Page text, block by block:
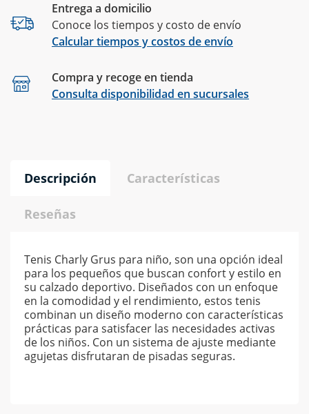
Entrega a domicilio
Conoce los tiempos y costo de envío
Calcular tiempos y costos de envío
Compra y recoge en tienda
Consulta disponibilidad en sucursales
Descripción Características
Reseñas
Tenis Charly Grus para niño, son una opción ideal
para los pequeños que buscan confort y estilo en
su calzado deportivo. Diseñados con un enfoque
en la comodidad y el rendimiento, estos tenis
combinan un diseño moderno con características
prácticas para satisfacer las necesidades activas
de los niños. Con un sistema de ajuste mediante
agujetas disfrutaran de pisadas seguras.